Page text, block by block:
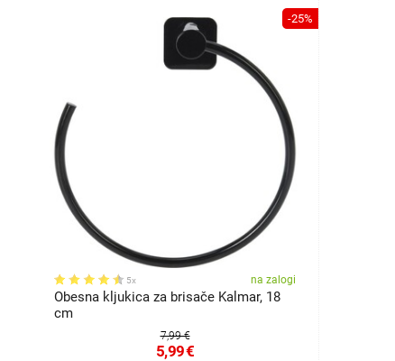
-25%
5x na zalogi
Obesna kljukica za brisače Kalmar, 18
cm
7,99 €
5,99€